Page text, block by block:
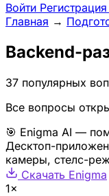
Войти Регистрация
Главная →
Backend-
37 популярных
Все вопросы
🎯 Enigma AI —
Десктоп-
камеры, стелс-
Скачать Enigma
1×